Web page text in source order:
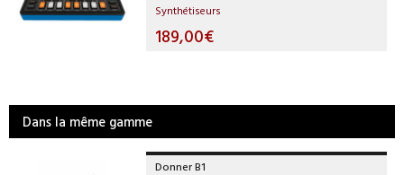
Synthétiseurs
189,00€
Dans la même gamme
Donner B1